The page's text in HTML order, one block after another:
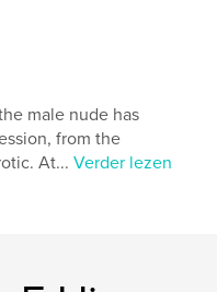
nude , art
male nude has
from the
At...Verder lezen